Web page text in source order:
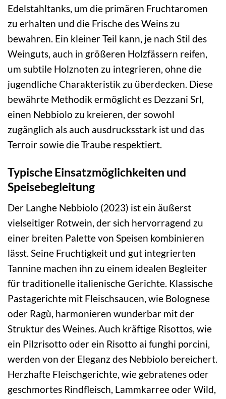
Edelstahltanks, um die primären Fruchtaromen
zu erhalten und die Frische des Weins zu
bewahren. Ein kleiner Teil kann, je nach Stil des
Weinguts, auch in größeren Holzfässern reifen,
um subtile Holznoten zu integrieren, ohne die
jugendliche Charakteristik zu überdecken. Diese
bewährte Methodik ermöglicht es Dezzani Srl,
einen Nebbiolo zu kreieren, der sowohl
zugänglich als auch ausdrucksstark ist und das
Terroir sowie die Traube respektiert.
Typische Einsatzmöglichkeiten und
Speisebegleitung
Der Langhe Nebbiolo (2023) ist ein äußerst
vielseitiger Rotwein, der sich hervorragend zu
einer breiten Palette von Speisen kombinieren
lässt. Seine Fruchtigkeit und gut integrierten
Tannine machen ihn zu einem idealen Begleiter
für traditionelle italienische Gerichte. Klassische
Pastagerichte mit Fleischsaucen, wie Bolognese
oder Ragù, harmonieren wunderbar mit der
Struktur des Weines. Auch kräftige Risottos, wie
ein Pilzrisotto oder ein Risotto ai funghi porcini,
werden von der Eleganz des Nebbiolo bereichert.
Herzhafte Fleischgerichte, wie gebratenes oder
geschmortes Rindfleisch, Lammkarree oder Wild,